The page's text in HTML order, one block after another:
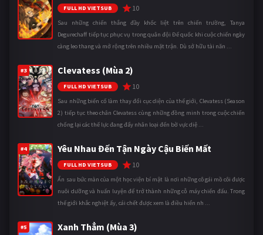
FULL HD VIETSUB 10
Sau những chiến thắng đầy khốc liệt trên chiến trường, Tanya
Degurechaff tiếp tục phục vụ trong quân đội Đế quốc khi cuộc chiến ngày
càng leo thang và mở rộng trên nhiều mặt trận. Dù sở hữu tài năn ...
#3 Clevatess (Mùa 2)
FULL HD VIETSUB 10
Sau những biến cố làm thay đổi cục diện của thế giới, Clevatess (Season
2) tiếp tục theo chân Clevatess cùng những đồng minh trong cuộc chiến
chống lại các thế lực đang đẩy nhân loại đến bờ vực diệ ...
#4 Yêu Nhau Đến Tận Ngày Cậu Biến Mất
FULL HD VIETSUB 10
Ẩn sau bức màn của một học viện bí mật là nơi những cô gái mồ côi được
nuôi dưỡng và huấn luyện để trở thành những cỗ máy chiến đấu. Trong
thế giới khắc nghiệt ấy, cái chết được xem là điều hiển nh ...
#5 Xanh Thẳm (Mùa 3)